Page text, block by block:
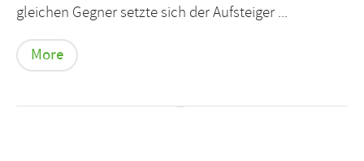
gleichen Gegner setzte sich der Aufsteiger ...
More